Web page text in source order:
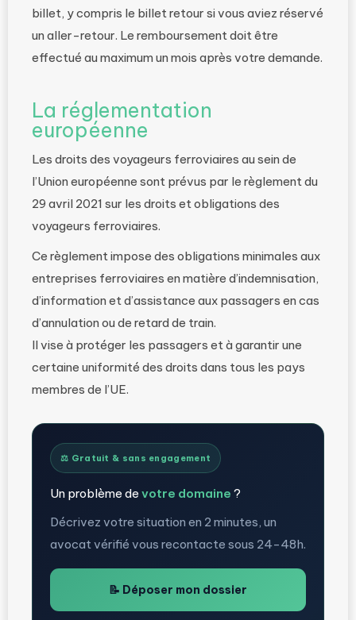
billet, y compris le billet retour si vous aviez réservé
un aller-retour. Le remboursement doit être
effectué au maximum un mois après votre demande.
La réglementation
européenne
Les droits des voyageurs ferroviaires au sein de
l’Union européenne sont prévus par le règlement du
29 avril 2021 sur les droits et obligations des
voyageurs ferroviaires.
Ce règlement impose des obligations minimales aux
entreprises ferroviaires en matière d’indemnisation,
d’information et d’assistance aux passagers en cas
d’annulation ou de retard de train.
Il vise à protéger les passagers et à garantir une
certaine uniformité des droits dans tous les pays
membres de l’UE.
⚖️ Gratuit & sans engagement
Un problème de votre domaine ?
Décrivez votre situation en 2 minutes, un
avocat vérifié vous recontacte sous 24-48h.
📝 Déposer mon dossier